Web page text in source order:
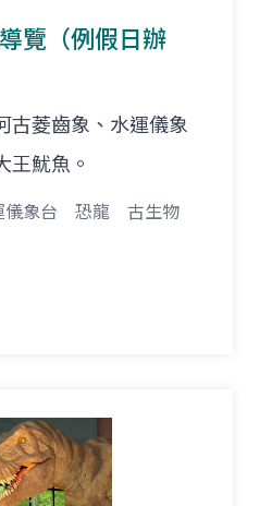
覽（例假日辦
古菱齒象、水運儀象
王魷魚。
儀象台 恐龍 古生物